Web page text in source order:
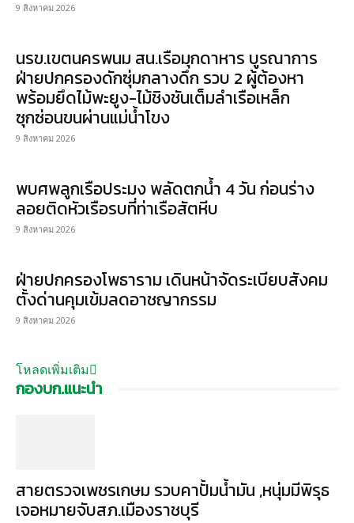
9 สิงหาคม 2026
นรข.เขตนครพนม สน.เรือมุกดาหาร บูรณาการ
ฝ่ายปกครองดักซุ่มกลางดึก รวบ 2 ผู้ต้องหา
พร้อมยึดไม้พะยูง-ไม้ชิงชันเต็มลำเรือเหล็ก
ซุกซ่อนขนผ่านแม่น้ำโขง
9 สิงหาคม 2026
พบศพลูกเรือประมง พลัดตกน้ำ 4 วัน ก่อนร่าง
ลอยติดหัวเรือรบที่ท่าเรือสัตหีบ
9 สิงหาคม 2026
ฝ่ายปกครองโพธาราม เดินหน้าจัดระเบียบสังคม
ตั้งด่านคุมเข้มลดอาชญากรรม
9 สิงหาคม 2026
โหลดเพิ่มเติม
กองบก.แนะนำ
สายตรวจเพชรเกษม รวบคาปั้มน้ำมัน ,หนุ่มมีพิรุธ
เจอหมายจับสภ.เมืองราชบุรี